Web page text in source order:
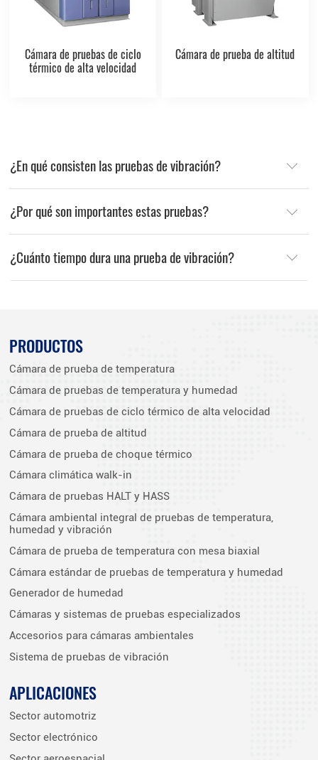
Cámara de pruebas de ciclo
térmico de alta velocidad
Cámara de prueba de altitud
¿En qué consisten las pruebas de vibración?
¿Por qué son importantes estas pruebas?
¿Cuánto tiempo dura una prueba de vibración?
PRODUCTOS
Cámara de prueba de temperatura
Cámara de pruebas de temperatura y humedad
Cámara de pruebas de ciclo térmico de alta velocidad
Cámara de prueba de altitud
Cámara de prueba de choque térmico
Cámara climática walk-in
Cámara de pruebas HALT y HASS
Cámara ambiental integral de pruebas de temperatura,
humedad y vibración
Cámara de prueba de temperatura con mesa biaxial
Cámara estándar de pruebas de temperatura y humedad
Generador de humedad
Cámaras y sistemas de pruebas especializados
Accesorios para cámaras ambientales
Sistema de pruebas de vibración
APLICACIONES
Sector automotriz
Sector electrónico